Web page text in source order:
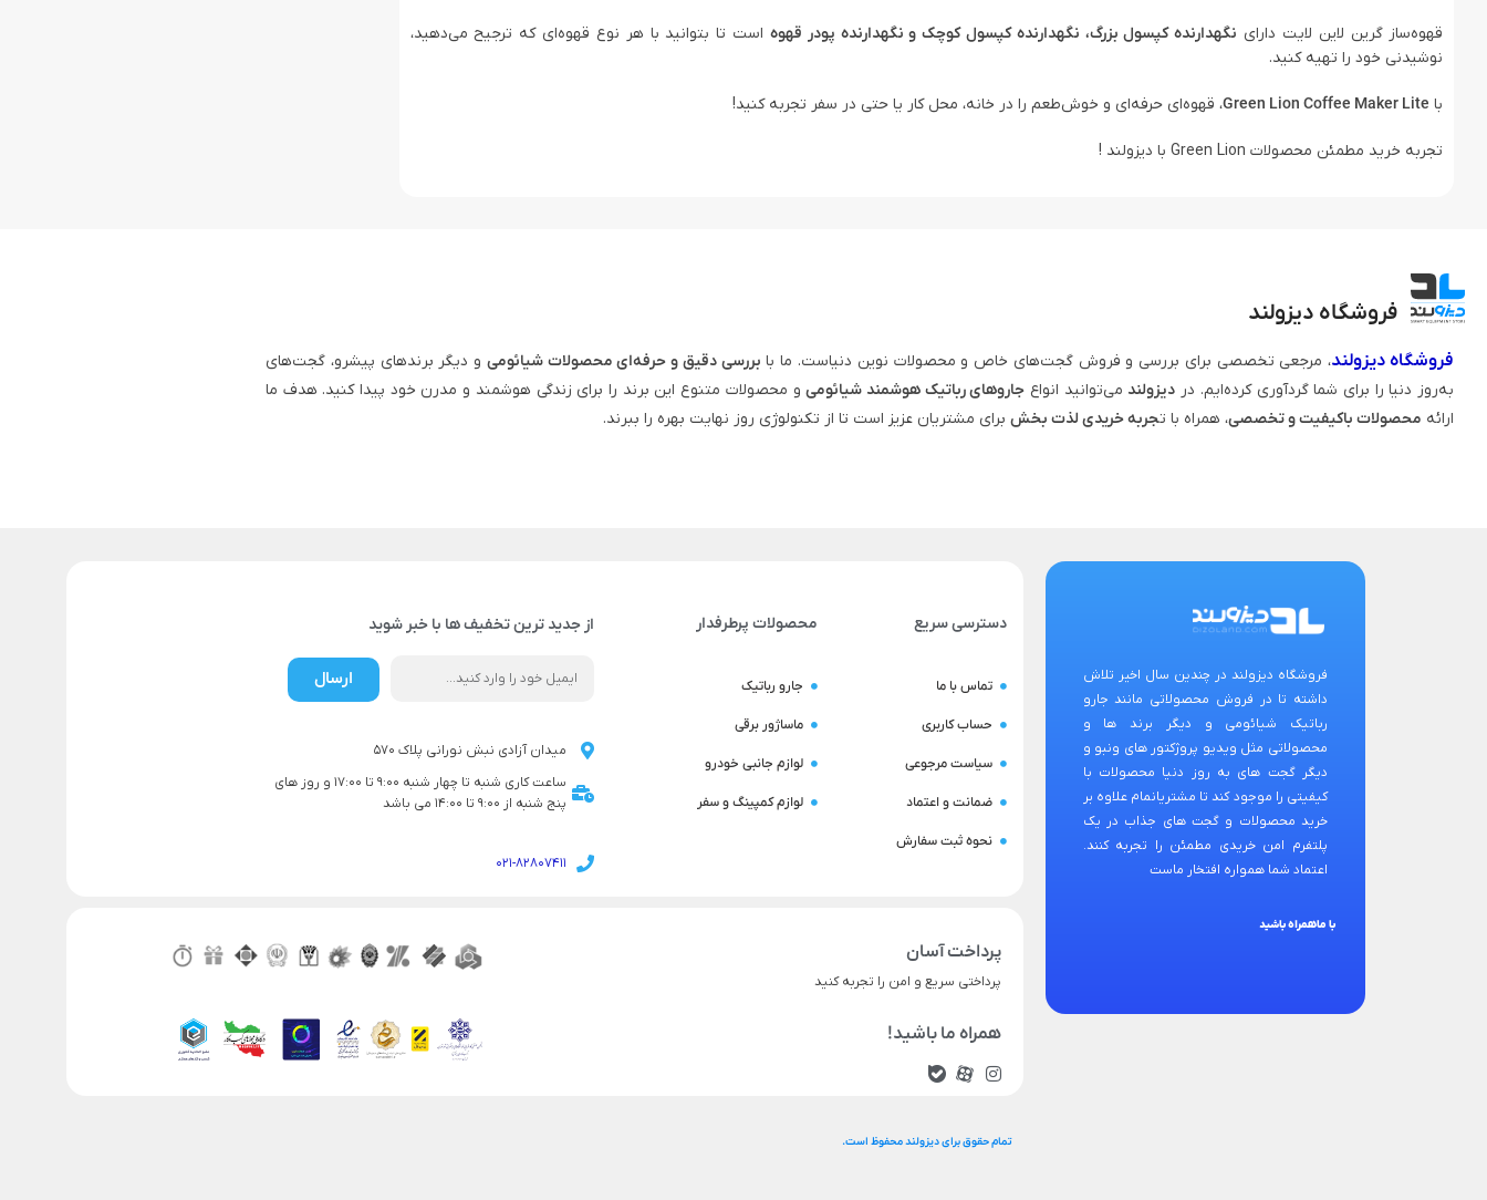
قهوه‌ساز گرین لاین لایت دارای نگهدارنده کپسول بزرگ، نگهدارنده کپسول کوچک و نگهدارنده پودر قهوه است تا بتوانید با هر نوع قهوه‌ای که ترجیح می‌دهید،
نوشیدنی خود را تهیه کنید.
با Green Lion Coffee Maker Lite، قهوه‌ای حرفه‌ای و خوش‌طعم را در خانه، محل کار یا حتی در سفر تجربه کنید!
تجربه خرید مطمئن محصولات Green Lion با دیزولند !
فروشگاه دیزولند
فروشگاه دیزولند، مرجعی تخصصی برای بررسی و فروش گجت‌های خاص و محصولات نوین دنیاست. ما با بررسی دقیق و حرفه‌ای محصولات شیائومی و دیگر برندهای پیشرو، گجت‌های
به‌روز دنیا را برای شما گردآوری کرده‌ایم. در دیزولند می‌توانید انواع جاروهای رباتیک هوشمند شیائومیو محصولات متنوع این برند را برای زندگی هوشمند و مدرن خود پیدا کنید. هدف ما
ارائه محصولات باکیفیت و تخصصی، همراه با تجربه خریدی لذت‌ بخش برای مشتریان عزیز است تا از تکنولوژی روز نهایت بهره را ببرند.
فروشگاه دیزولند در چندین سال اخیر تلاش
داشته تا در فروش محصولاتی مانند جارو
رباتیک شیائومی و دیگر برند ها و
محصولاتی مثل ویدیو پروژکتور های ونبو و
دیگر گجت های به روز دنیا محصولات با
کیفیتی را موجود کند تا مشتریانمام علاوه بر
خرید محصولات و گجت های جذاب در یک
پلتفرم امن خریدی مطمئن را تجربه کنند.
اعتماد شما همواره افتخار ماست
با ماهمراه باشید
دسترسی سریع
تماس با ما
حساب کاربری
سیاست مرجوعی
ضمانت و اعتماد
نحوه ثبت سفارش
محصولات پرطرفدار
جارو رباتیک
ماساژور برقی
لوازم جانبی خودرو
لوازم کمپینگ و سفر
از جدید ترین تخفیف ها با خبر شوید
ارسال
میدان آزادی نبش نورانی پلاک 570
ساعت کاری شنبه تا چهار شنبه 9:00 تا 17:00 و روز های
پنج شنبه از 9:00 تا 14:00 می باشد
021-82807411
پرداخت آسان
پرداختی سریع و امن را تجربه کنید
همراه ما باشید!
تمام حقوق برای دیزولند محفوظ است.